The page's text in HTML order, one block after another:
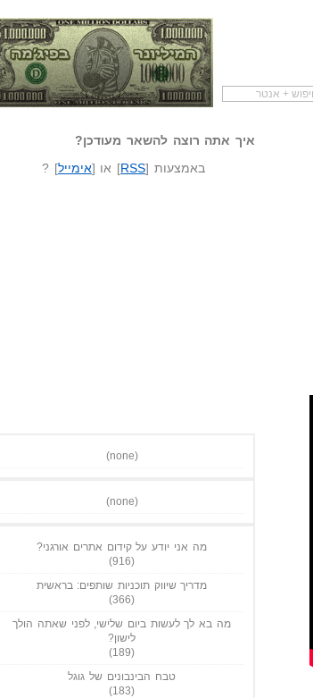
שאל שאלה המיליונר בפיג'מה שיווק שותפיםאיך אתה רוצה להשאר מעודכן?
באמצעות [RSS] או [אימייל] ?
(none)
(none)
מה אני יודע על קידום אתרים אורגני?
(916)
מדריך שיווק תוכניות שותפים: בראשית
(366)
מה בא לך לעשות ביום שלישי, לפני שאתה הולך
לישון?
(189)
טבח הבינבונים של גוגל
(183)